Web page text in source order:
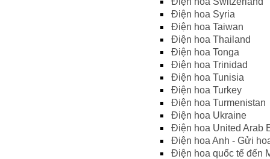
Điện hoa Syria
Điện hoa Taiwan
Điện hoa Thailand
Điện hoa Tonga
Điện hoa Trinidad
Điện hoa Tunisia
Điện hoa Turkey
Điện hoa Turmenistan
Điện hoa Ukraine
Điện hoa United Arab
Điện hoa Anh - Gửi
Điện hoa quốc tế đến